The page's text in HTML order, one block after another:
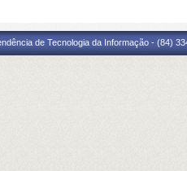
de Tecnologia da Informação - (84)